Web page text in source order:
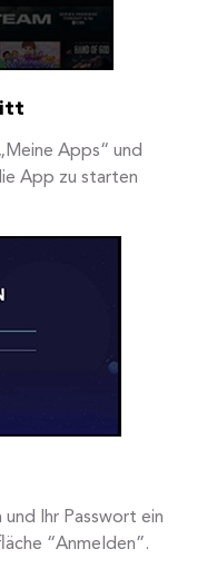
Apps“ und
App zu starten
und Ihr Passwort ein
“Anmelden”.